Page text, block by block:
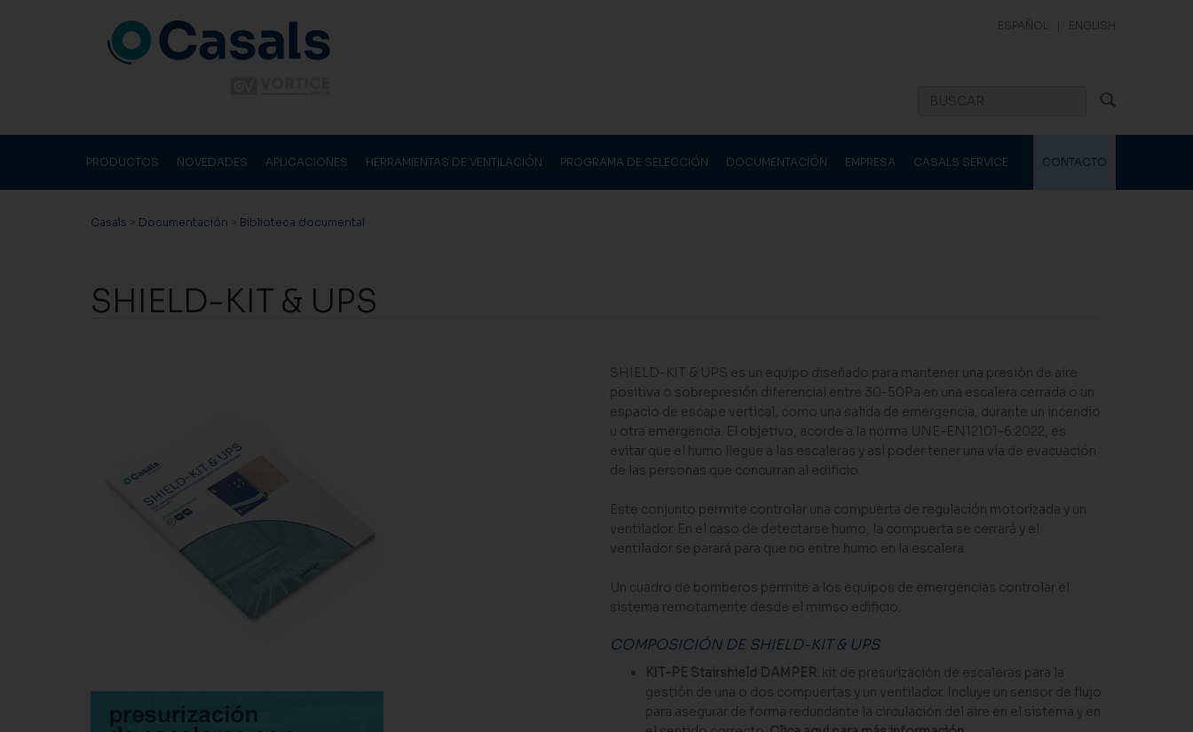
ESPAÑOL | ENGLISH
PRODUCTOS NOVEDADES APLICACIONES HERRAMIENTAS DE VENTILACIÓN PROGRAMA DE SELECCIÓN DOCUMENTACIÓN EMPRESA CASALS SERVICE CONTACTO
Casals > Documentación > Biblioteca documental
SHIELD-KIT & UPS
SHIELD-KIT & UPS es un equipo diseñado para mantener una presión de aire
positiva o sobrepresión diferencial entre 30-50Pa en una escalera cerrada o un
espacio de escape vertical, como una salida de emergencia, durante un incendio
u otra emergencia. El objetivo, acorde a la norma UNE-EN12101-6:2022, es
evitar que el humo llegue a las escaleras y así poder tener una vía de evacuación
de las personas que concurran al edificio.
Este conjunto permite controlar una compuerta de regulación motorizada y un
ventilador. En el caso de detectarse humo, la compuerta se cerrará y el
ventilador se parará para que no entre humo en la escalera.
Un cuadro de bomberos permite a los equipos de emergencias controlar el
sistema remotamente desde el mimso edificio.
COMPOSICIÓN DE SHIELD-KIT & UPS
KIT-PE Stairshield DAMPER: kit de presurización de escaleras para la
gestión de una o dos compuertas y un ventilador. Incluye un sensor de flujo
para asegurar de forma redundante la circulación del aire en el sistema y en